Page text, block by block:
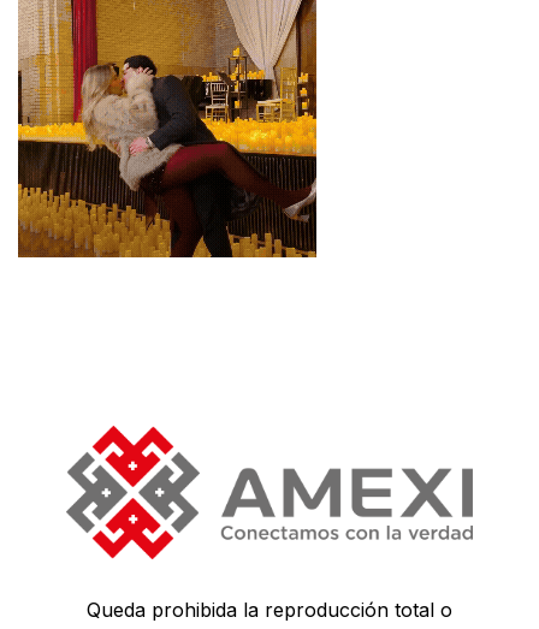
Queda prohibida la reproducción total o